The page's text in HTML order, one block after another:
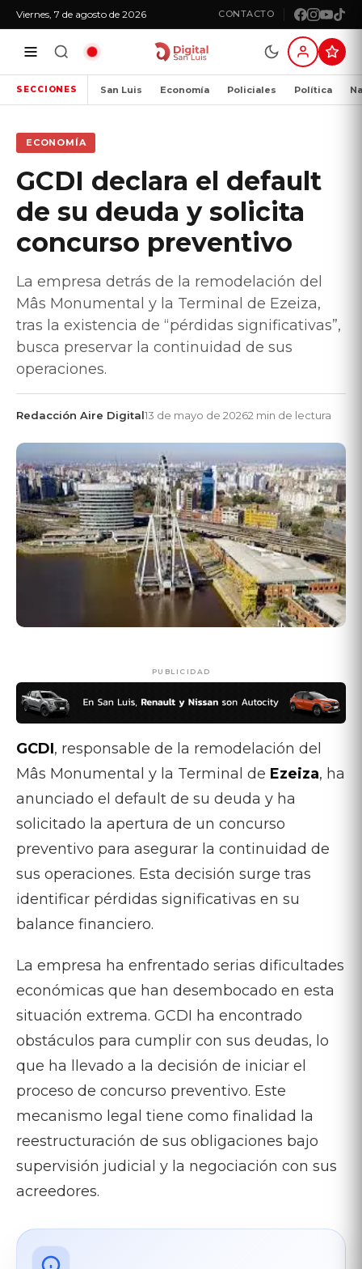
Viernes, 7 de agosto de 2026 CONTACTO
SECCIONES San Luis Economía Policiales Política
ECONOMÍA
GCDI declara el default
de su deuda y solicita
concurso preventivo
La empresa detrás de la remodelación del
Mâs Monumental y la Terminal de Ezeiza,
tras la existencia de “pérdidas significativas”,
busca preservar la continuidad de sus
operaciones.
Redacción Aire Digital13 de mayo de 20262 min de lectura
PUBLICIDAD
GCDI, responsable de la remodelación del
Mâs Monumental y la Terminal de Ezeiza, ha
anunciado el default de su deuda y ha
solicitado la apertura de un concurso
preventivo para asegurar la continuidad de
sus operaciones. Esta decisión surge tras
identificar pérdidas significativas en su
balance financiero.
La empresa ha enfrentado serias dificultades
económicas que han desembocado en esta
situación extrema. GCDI ha encontrado
obstáculos para cumplir con sus deudas, lo
que ha llevado a la decisión de iniciar el
proceso de concurso preventivo. Este
mecanismo legal tiene como finalidad la
reestructuración de sus obligaciones bajo
supervisión judicial y la negociación con sus
acreedores.